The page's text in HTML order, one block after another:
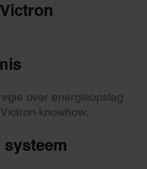
over energieopslag
knowhow.